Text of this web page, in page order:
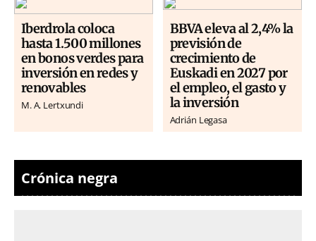
Iberdrola coloca
hasta 1.500 millones
en bonos verdes para
inversión en redes y
renovables
M. A. Lertxundi
BBVA eleva al 2,4% la
previsión de
crecimiento de
Euskadi en 2027 por
el empleo, el gasto y
la inversión
Adrián Legasa
Crónica negra